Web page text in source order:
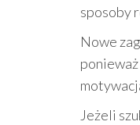
sposoby
Nowe
Jeżeli